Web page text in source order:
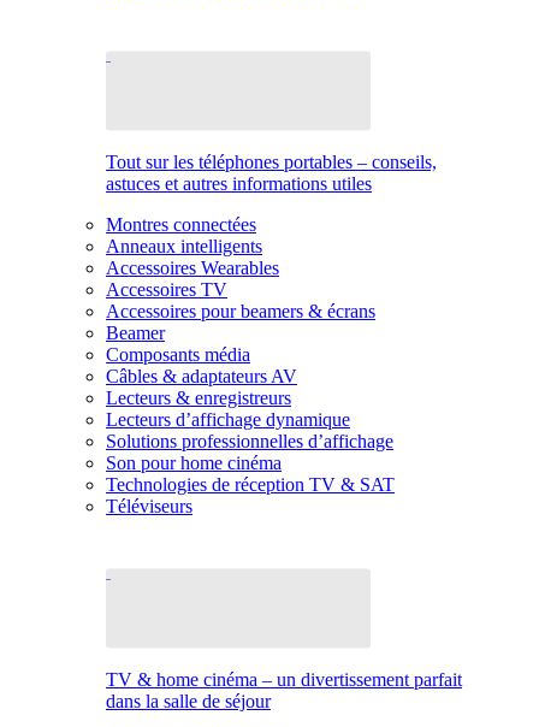
Tout sur les téléphones portables – conseils,
astuces et autres informations utiles
Montres connectées
Anneaux intelligents
Accessoires Wearables
Accessoires TV
Accessoires pour beamers & écrans
Beamer
Composants média
Câbles & adaptateurs AV
Lecteurs & enregistreurs
Lecteurs d’affichage dynamique
Solutions professionnelles d’affichage
Son pour home cinéma
Technologies de réception TV & SAT
Téléviseurs
TV & home cinéma – un divertissement parfait
dans la salle de séjour